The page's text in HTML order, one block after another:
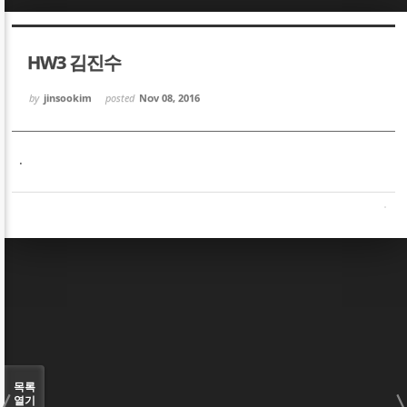
HW3 김진수
by jinsookim posted Nov 08, 2016
.
목록
열기
Sketchbook5, 스케치북5
Sketchbook5, 스케치북5
Sketchbook5, 스케치북5
Sketchbook5, 스케치북5